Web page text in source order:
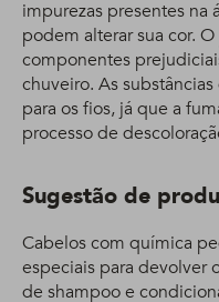
impurezas presentes na
podem alterar sua cor. O
componentes
chuveiro. As
para os fios, já que a
processo de
Sugestão de
Cabelos com química
especiais para devolver
de shampoo e